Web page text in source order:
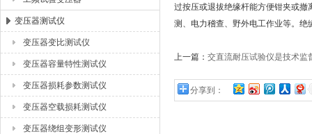
变压器测试仪
变压器变比测试仪
变压器容量特性测试仪
变压器损耗参数测试仪
变压器空载损耗测试仪
变压器绕组变形测试仪
过按压或退拔绝缘杆能方便钳夹或
测、电力稽查、野外电工作业等。
上一篇： 交直流耐压试验仪是技术监
分享到：